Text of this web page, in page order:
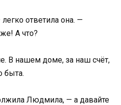
ответила она. —
А что?
В нашем доме, за наш счёт,
быта.
Людмила, — а давайте